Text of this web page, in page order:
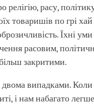
расу,
товаришів по грі хай
Їхні
расовим,
закритими.
двома випадками.
і нам набагато